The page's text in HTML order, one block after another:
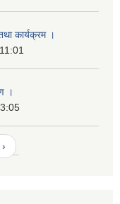
कार्यक्रम ।
।